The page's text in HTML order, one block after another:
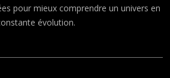
pour mieux comprendre un univers en
évolution.